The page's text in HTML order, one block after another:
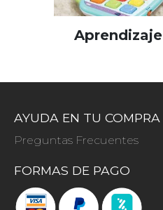
AYUDA EN TU COMPRA
Preguntas Frecuentes
FORMAS DE PAGO